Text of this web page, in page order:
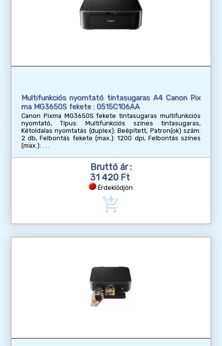
Multifunkciós nyomtató tintasugaras A4 Canon Pix
ma MG3650S fekete : 0515C106AA
Canon Pixma MG3650S fekete tintasugaras multifunkciós
nyomtató, Típus: Multifunkciós színes tintasugaras,
Kétoldalas nyomtatás (duplex): Beépített, Patron(ok) szám:
2 db, Felbontás fekete (max.): 1200 dpi, Felbontás színes
(max.):
Bruttó ár :
31 420 Ft
Érdeklődjön
add_shopping_cart